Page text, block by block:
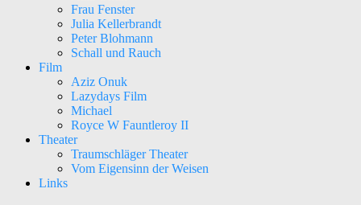
Frau Fenster
Julia Kellerbrandt
Peter Blohmann
Schall und Rauch
Film
Aziz Onuk
Lazydays Film
Michael
Royce W Fauntleroy II
Theater
Traumschläger Theater
Vom Eigensinn der Weisen
Links